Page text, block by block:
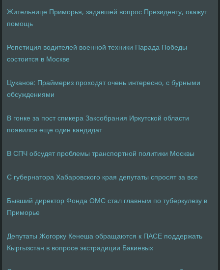
Жительнице Приморья, задавшей вопрос Президенту, окажут
помощь
Репетиция водителей военной техники Парада Победы
состоится в Москве
Цуканов: Праймериз проходят очень интересно, с бурными
обсуждениями
В гонке за пост спикера Заксобрания Иркутской области
появился еще один кандидат
В СПЧ обсудят проблемы транспортной политики Москвы
С губернатора Хабаровского края депутаты спросят за все
Бывший директор Фонда ОМС стал главным по туберкулезу в
Приморье
Депутаты Жогорку Кенеша обращаются к ПАСЕ поддержать
Кыргызстан в вопросе экстрадиции Бакиевых